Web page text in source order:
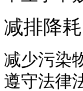
减排降
减少污染
遵守法律